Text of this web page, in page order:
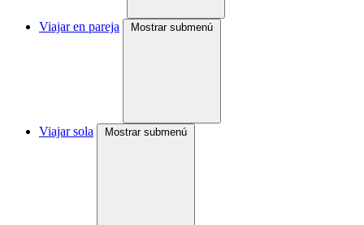
Viajar en pareja Mostrar submenú
Viajar sola Mostrar submenú